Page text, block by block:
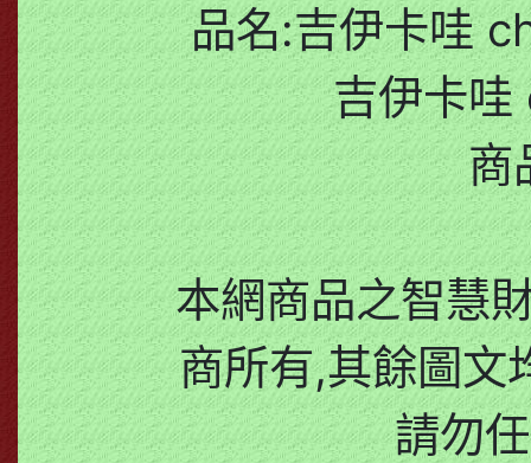
品名:吉伊卡哇
吉伊卡
商
本網商品之智慧
商所有,其餘圖文
請勿